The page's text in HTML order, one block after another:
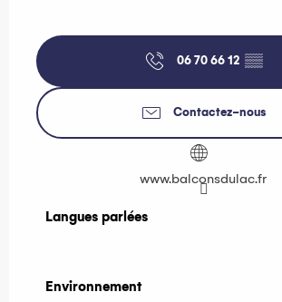
06 70 66 12 ▒▒
Contactez-nous
www.balconsdulac.fr
Langues parlées
Langues parlées
Environnement
Environnement